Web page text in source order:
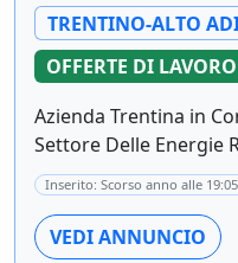
TRENTINO-ALTO
OFFERTE DI LAVORO
Azienda Trentina in
Settore Delle Energie
Inserito: Scorso anno alle 19:05
VEDI ANNUNCIO